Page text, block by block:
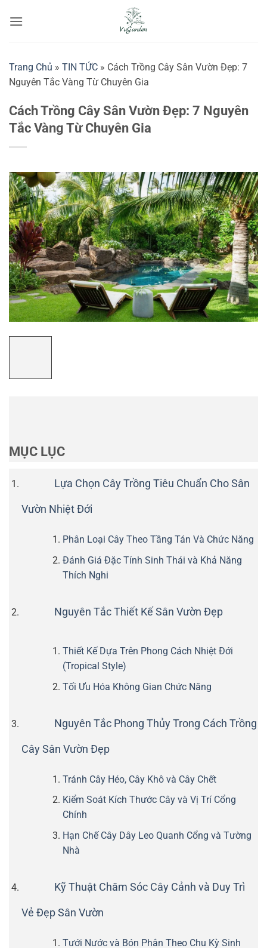
qua
Trang Chủ » TIN TỨC » Cách Trồng Cây Sân Vườn Đẹp: 7
Nguyên Tắc Vàng Từ Chuyên Gia
Cách Trồng Cây Sân Vườn Đẹp: 7 Nguyên
Tắc Vàng Từ Chuyên Gia
MỤC LỤC
Lựa Chọn Cây Trồng Tiêu Chuẩn Cho Sân
Vườn Nhiệt Đới
Phân Loại Cây Theo Tầng Tán Và Chức Năng
Đánh Giá Đặc Tính Sinh Thái và Khả Năng
Thích Nghi
Nguyên Tắc Thiết Kế Sân Vườn Đẹp
Thiết Kế Dựa Trên Phong Cách Nhiệt Đới
(Tropical Style)
Tối Ưu Hóa Không Gian Chức Năng
Nguyên Tắc Phong Thủy Trong Cách Trồng
Cây Sân Vườn Đẹp
Tránh Cây Héo, Cây Khô và Cây Chết
Kiểm Soát Kích Thước Cây và Vị Trí Cổng
Chính
Hạn Chế Cây Dây Leo Quanh Cổng và Tường
Nhà
Kỹ Thuật Chăm Sóc Cây Cảnh và Duy Trì
Vẻ Đẹp Sân Vườn
Tưới Nước và Bón Phân Theo Chu Kỳ Sinh